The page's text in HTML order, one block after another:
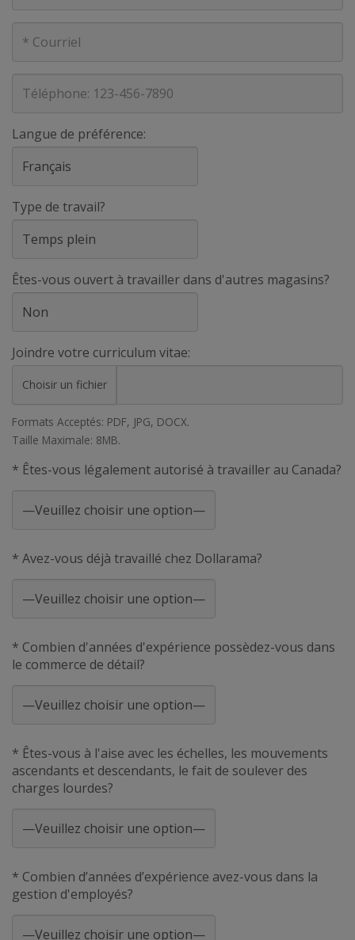
Langue de préférence:
Type de travail?
Êtes-vous ouvert à travailler dans d'autres magasins?
Joindre votre curriculum vitae:
Choisir un fichier
Formats Acceptés: PDF, JPG, DOCX.
Taille Maximale: 8MB.
* Êtes-vous légalement autorisé à travailler au Canada?
* Avez-vous déjà travaillé chez Dollarama?
* Combien d'années d'expérience possèdez-vous dans
le commerce de détail?
* Êtes-vous à l'aise avec les échelles, les mouvements
ascendants et descendants, le fait de soulever des
charges lourdes?
* Combien d’années d’expérience avez-vous dans la
gestion d'employés?